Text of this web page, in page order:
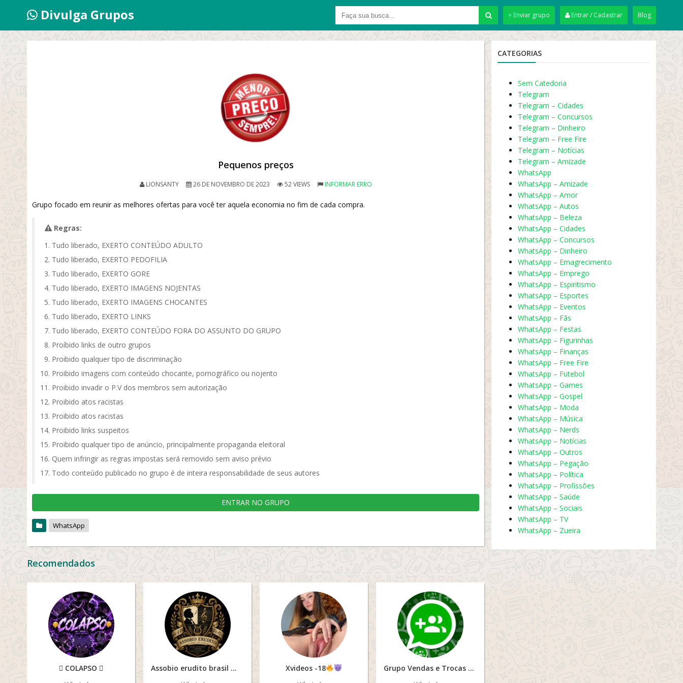
Divulga Grupos Blog
Entrar / Cadastrar
+ Enviar grupo
Pequenos preços
LIONSANTY 26 DE NOVEMBRO DE 2023 52 VIEWS INFORMAR ERRO
Grupo focado em reunir as melhores ofertas para você ter aquela economia no fim de cada compra.
Regras:
Tudo liberado, EXERTO CONTEÚDO ADULTO
Tudo liberado, EXERTO PEDOFILIA
Tudo liberado, EXERTO GORE
Tudo liberado, EXERTO IMAGENS NOJENTAS
Tudo liberado, EXERTO IMAGENS CHOCANTES
Tudo liberado, EXERTO LINKS
Tudo liberado, EXERTO CONTEÚDO FORA DO ASSUNTO DO GRUPO
Proíbido links de outro grupos
Proibido qualquer tipo de discriminação
Proibido imagens com conteúdo chocante, pornográfico ou nojento
Proibido invadir o P.V dos membros sem autorização
Proibido atos racistas
Proibido atos racistas
Proibido links suspeitos
Proibido qualquer tipo de anúncio, principalmente propaganda eleitoral
Quem infringir as regras impostas será removido sem aviso prévio
Todo conteúdo publicado no grupo é de inteira responsabilidade de seus autores
ENTRAR NO GRUPO
WhatsApp
Recomendados
🫯 COLAPSO 🫯
Assobio erudito brasil
Xvideos -18
Grupo Vendas e Trocas SP 01
CATEGORIAS
Sem Catedoria
Telegram
Telegram – Cidades
Telegram – Concursos
Telegram – Dinheiro
Telegram – Free Fire
Telegram – Notícias
Telegram – Amizade
WhatsApp
WhatsApp – Amizade
WhatsApp – Amor
WhatsApp – Autos
WhatsApp – Beleza
WhatsApp – Cidades
WhatsApp – Concursos
WhatsApp – Dinheiro
WhatsApp – Emagrecimento
WhatsApp – Emprego
WhatsApp – Espiritismo
WhatsApp – Esportes
WhatsApp – Eventos
WhatsApp – Fãs
WhatsApp – Festas
WhatsApp – Figurinhas
WhatsApp – Finanças
WhatsApp – Free Fire
WhatsApp – Futebol
WhatsApp – Games
WhatsApp – Gospel
WhatsApp – Moda
WhatsApp – Música
WhatsApp – Nerds
WhatsApp – Notícias
WhatsApp – Outros
WhatsApp – Pegação
WhatsApp – Política
WhatsApp – Profissões
WhatsApp – Saúde
WhatsApp – Sociais
WhatsApp – TV
WhatsApp – Zueira